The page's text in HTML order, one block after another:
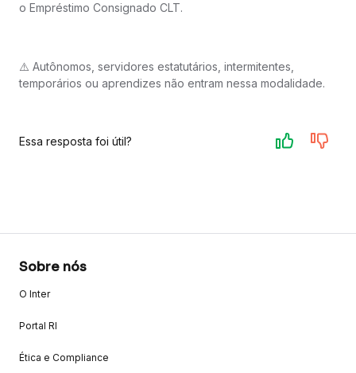
o Empréstimo Consignado CLT.
⚠️ Autônomos, servidores estatutários, intermitentes,
temporários ou aprendizes não entram nessa modalidade.
Essa resposta foi útil?
Sobre nós
O Inter
Portal RI
Ética e Compliance